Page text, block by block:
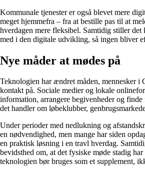
Kommunale tjenester er også blevet mere
meget hjemmefra – fra at bestille pas til at
hverdagen mere fleksibel. Samtidig stiller
med i den digitale udvikling, så ingen bliver
Nye måder at mødes på
Teknologien har ændret måden, mennesker i
kontakt på. Sociale medier og lokale
information, arrangere begivenheder og
det handler om løbeklubber,
Under perioder med nedlukning og
en nødvendighed, men mange har siden
en praktisk løsning i en travl hverdag.
bevidsthed om, at det fysiske møde stadig
teknologien bør bruges som et supplement,